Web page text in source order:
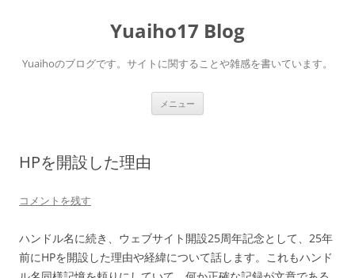
へ
ス
Yuaiho17 Blog
Yuaihoのブログです。サイトに関することや雑感を書いています。
メニュー
HPを開設した理由
コメントを残す
ハンドル名に続き、ウェブサイト開設25周年記念として、25年
前にHPを開設した理由や経緯について話します。これもハンド